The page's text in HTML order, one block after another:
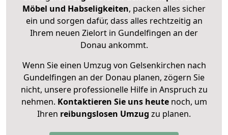
Möbel und Habseligkeiten, packen alles sicher
ein und sorgen dafür, dass alles rechtzeitig an
Ihrem neuen Zielort in Gundelfingen an der
Donau ankommt.
Wenn Sie einen Umzug von Gelsenkirchen nach
Gundelfingen an der Donau planen, zögern Sie
nicht, unsere professionelle Hilfe in Anspruch zu
nehmen. Kontaktieren Sie uns heutenoch, um
Ihren reibungslosen Umzug zu planen.